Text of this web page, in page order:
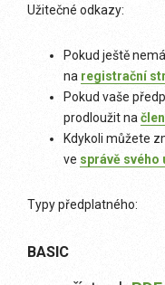
Užitečné odkazy:
Pokud ještě
na registrační
Pokud vaše
prodloužit na
Kdykoli můžete
ve správě svého
Typy předplatného:
BASIC